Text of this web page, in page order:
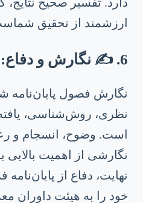
ارزشمند از تحقیق
6. ✍️ نگارش و دفاع: اوج تلاش
نگارش فصول پایان‌نامه
نظری، روش‌شناسی،
است. وضوح، انسجام و
نگارشی از اهمیت بالایی
نهایت، دفاع از
خود را به هیئت داوران